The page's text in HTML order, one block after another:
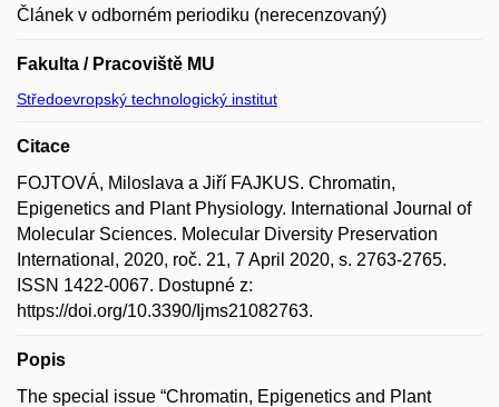
Článek v odborném periodiku (nerecenzovaný)
Fakulta / Pracoviště MU
Středoevropský technologický institut
Citace
FOJTOVÁ, Miloslava a Jiří FAJKUS. Chromatin,
Epigenetics and Plant Physiology. International Journal of
Molecular Sciences. Molecular Diversity Preservation
International, 2020, roč. 21, 7 April 2020, s. 2763-2765.
ISSN 1422-0067. Dostupné z:
https://doi.org/10.3390/Ijms21082763.
Popis
The special issue “Chromatin, Epigenetics and Plant